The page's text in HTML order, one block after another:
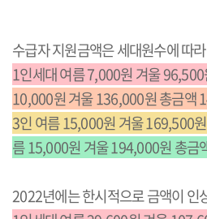
수급자지원금액은 세대원수에 따
1인세대 여름 7,000원 겨울
10,000원 겨울 136,000원 총금액
3인 여름 15,000원 겨울 169,500
름 15,000원 겨울 194,000원 총금
2022년에는 한시적으로 금액이 인